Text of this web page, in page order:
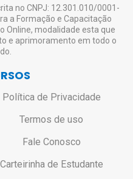
ou restrição de
não solicitarem o
no CNPJ: 12.301.010/0001-
a Formação e Capacitação
Online, modalidade esta que
e aprimoramento em todo o
Política de Privacidade
Termos de uso
Fale Conosco
Carteirinha de Estudante